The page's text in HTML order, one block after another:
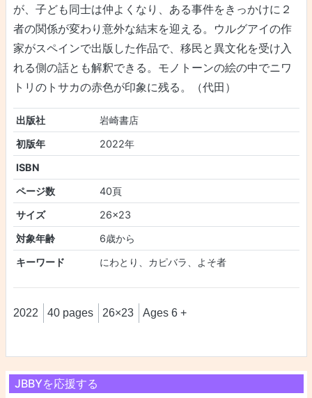
JBBYを応援する
が、子ども同士は仲よくなり、ある事件をきっかけに２
者の関係が変わり意外な結末を迎える。ウルグアイの作
家がスペインで出版した作品で、移民と異文化を受け入
れる側の話とも解釈できる。モノトーンの絵の中でニワ
トリのトサカの赤色が印象に残る。（代田）
出版社
岩崎書店
初版年
2022年
ISBN
ページ数
40頁
サイズ
26×23
対象年齢
6歳から
キーワード
にわとり、カピバラ、よそ者
2022 40 pages 26×23 Ages 6 +